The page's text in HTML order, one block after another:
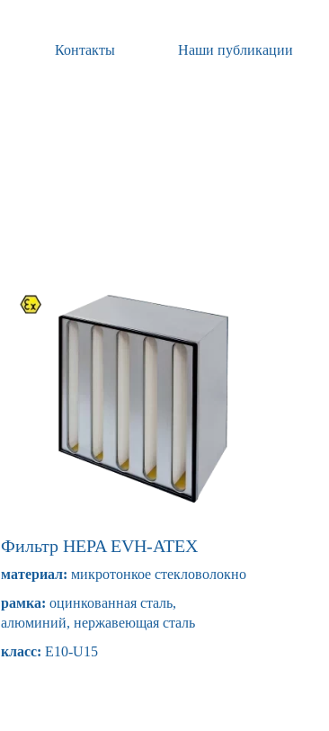
Контакты Наши публикации
Фильтр HEPA EVH-ATEX
материал: микротонкое стекловолокно
рамка: оцинкованная сталь,
алюминий, нержавеющая сталь
класс: E10-U15